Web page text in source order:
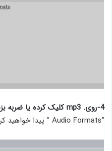
4-روی. mp3 کلیک کرده یا ضربه بزنید
“Audio Formats ” پیدا خواهید کرد.